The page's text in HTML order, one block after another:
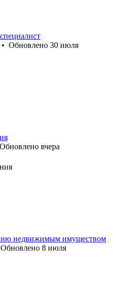
• Обновлено 30 июля
Обновлено вчера
недвижимым имуществом
Обновлено 8 июля